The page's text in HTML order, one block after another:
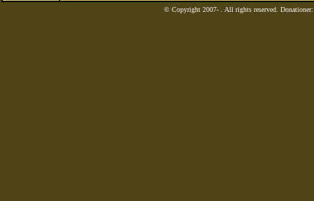
© Copyright 2007- . All rights reserved.